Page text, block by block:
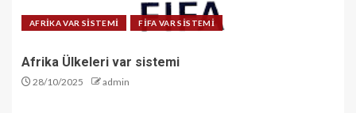
AFRİKA VAR SİSTEMİ FİFA VAR SİSTEMİ
Afrika Ülkeleri var sistemi
28/10/2025 admin